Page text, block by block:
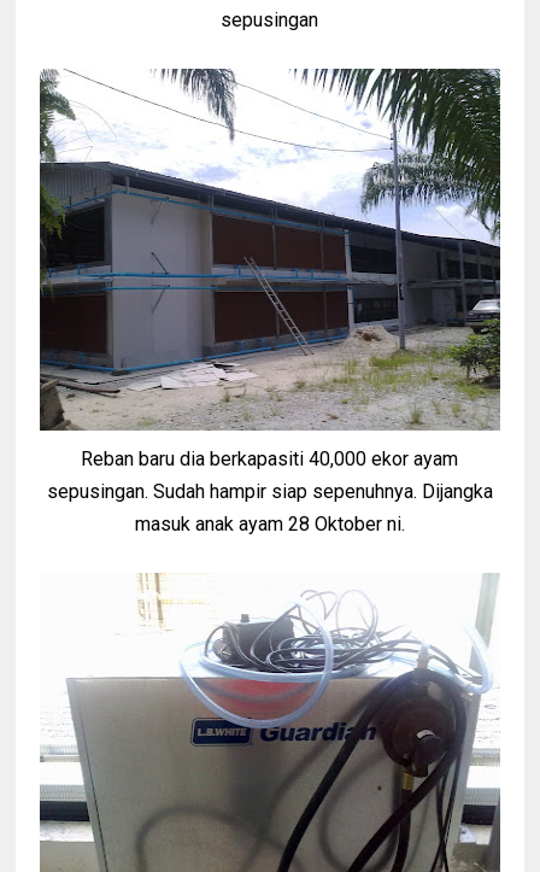
sepusingan
Reban baru dia berkapasiti 40,000 ekor ayam
sepusingan. Sudah hampir siap sepenuhnya. Dijangka
masuk anak ayam 28 Oktober ni.